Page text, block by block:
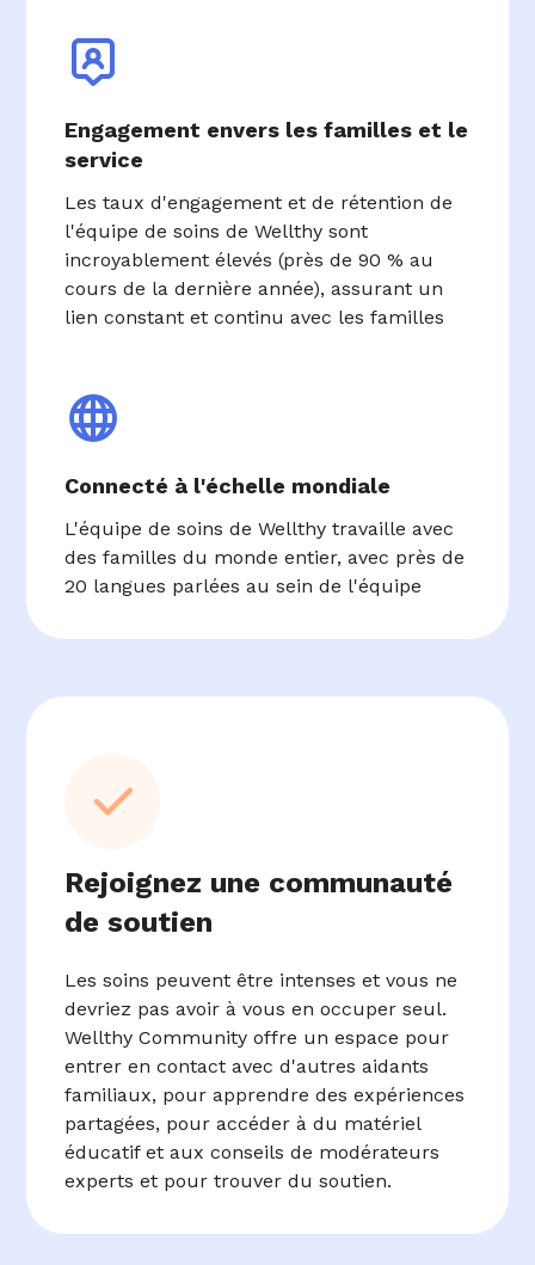
Engagement envers les familles et le
service
Les taux d'engagement et de rétention de
l'équipe de soins de Wellthy sont
incroyablement élevés (près de 90 % au
cours de la dernière année), assurant un
lien constant et continu avec les familles
Connecté à l'échelle mondiale
L'équipe de soins de Wellthy travaille avec
des familles du monde entier, avec près de
20 langues parlées au sein de l'équipe
Rejoignez une communauté
de soutien
Les soins peuvent être intenses et vous ne
devriez pas avoir à vous en occuper seul.
Wellthy Community offre un espace pour
entrer en contact avec d'autres aidants
familiaux, pour apprendre des expériences
partagées, pour accéder à du matériel
éducatif et aux conseils de modérateurs
experts et pour trouver du soutien.